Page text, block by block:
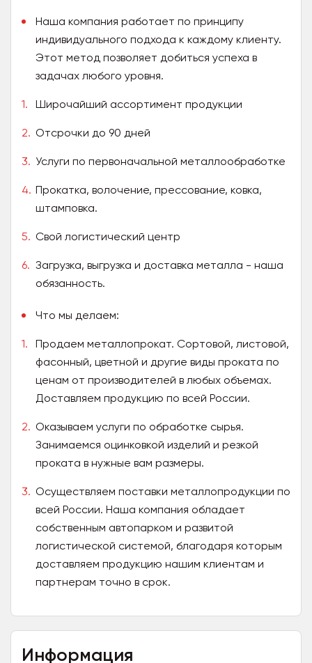
Наша компания работает по принципу
индивидуального подхода к каждому клиенту.
Этот метод позволяет добиться успеха в
задачах любого уровня.
Широчайший ассортимент продукции
Отсрочки до 90 дней
Услуги по первоначальной металлообработке
Прокатка, волочение, прессование, ковка,
штамповка.
Свой логистический центр
Загрузка, выгрузка и доставка металла - наша
обязанность.
Что мы делаем:
Продаем металлопрокат. Сортовой, листовой,
фасонный, цветной и другие виды проката по
ценам от производителей в любых объемах.
Доставляем продукцию по всей России.
Оказываем услуги по обработке сырья.
Занимаемся оцинковкой изделий и резкой
проката в нужные вам размеры.
Осуществляем поставки металлопродукции по
всей России. Наша компания обладает
собственным автопарком и развитой
логистической системой, благодаря которым
доставляем продукцию нашим клиентам и
партнерам точно в срок.
Информация